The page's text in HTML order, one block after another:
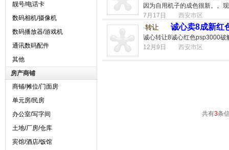
靓号/电话卡
数码相机/摄像机
数码播放器/游戏机
通讯数码配件
其他
房产商铺
商铺/摊位/门面房
单元房/民房
办公室/写字间
土地/厂房/仓库
宾馆/酒店/饭馆
因为自用机子的成色很新。。
7月17日
西安市区
·转让 诚心卖8成新红
诚心转让8诚心红色psp3000破
12月9日
西安市区
共有3条